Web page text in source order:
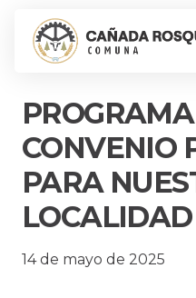
CONVENIO
PARA
LOCALIDAD
14 de mayo de 2025